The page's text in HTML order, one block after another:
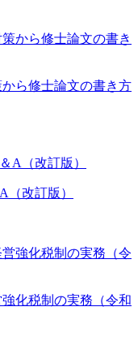
ら修士論文の書き方
（改訂版）
化税制の実務（令和